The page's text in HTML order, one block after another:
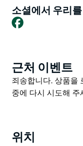
를 방문하며 며칠 동
에는 여러 현지 레스
위한 편안하고 잘 꾸
을 간과하지 않았으
벽난로 스파 라운지
됩니다. 실내 온수 수
Scone 마을은 롯지
소셜에서 우리
Facebook
Product
List
근처 이벤트
Product
List
죄송합니다. 상품을
중에 다시 시도해 주
위치